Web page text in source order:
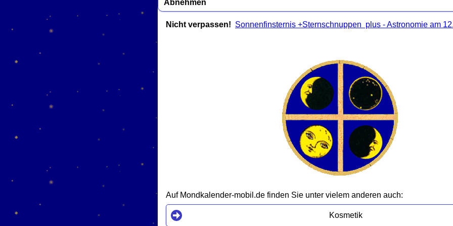
Abnehmen
Nicht verpassen! Sonnenfinsternis +Sternschnuppen plus - Astronomie am
Auf Mondkalender-mobil.de finden Sie unter vielem anderen auch:
Kosmetik